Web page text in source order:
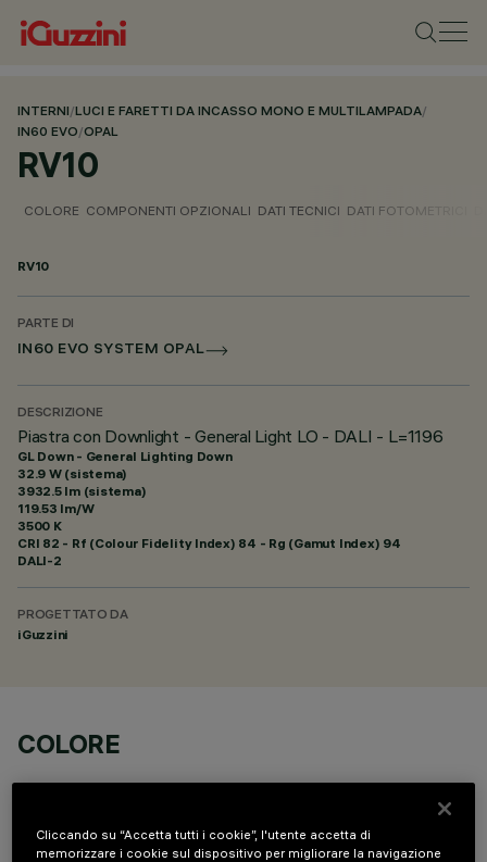
INTERNI/LUCI E FARETTI DA INCASSO MONO E MULTILAMPADA/
IN60 EVO/OPAL
RV10
COLORE COMPONENTI OPZIONALI DATI TECNICI DATI FOTOMETRICI
RV10
PARTE DI
IN60 EVO SYSTEM OPAL
DESCRIZIONE
Piastra con Downlight - General Light LO - DALI - L=1196
GL Down - General Lighting Down
32.9 W (sistema)
3932.5 lm (sistema)
119.53 lm/W
3500 K
CRI 82 - Rf (Colour Fidelity Index) 84 - Rg (Gamut Index) 94
DALI-2
PROGETTATO DA
iGuzzini
COLORE
Cliccando su “Accetta tutti i cookie”, l'utente accetta di
memorizzare i cookie sul dispositivo per migliorare la navigazione